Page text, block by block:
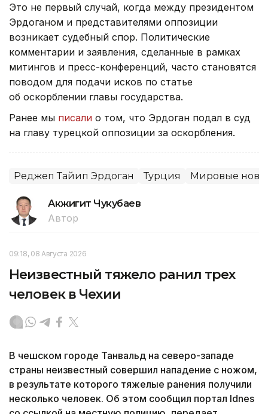
Это не первый случай, когда между президентом
Эрдоганом и представителями оппозиции
возникает судебный спор. Политические
комментарии и заявления, сделанные в рамках
митингов и пресс-конференций, часто становятся
поводом для подачи исков по статье
об оскорблении главы государства.
Ранее мы писали о том, что Эрдоган подал в суд
на главу турецкой оппозиции за оскорбления.
Реджеп Тайип Эрдоган Турция Мировые
Акжигит Чукубаев
Автор
09:18, 08 Августа 2026
Неизвестный тяжело ранил трех
человек в Чехии
В чешском городе Танвальд на северо-западе
страны неизвестный совершил нападение с ножом,
в результате которого тяжелые ранения получили
несколько человек. Об этом сообщил портал Idnes